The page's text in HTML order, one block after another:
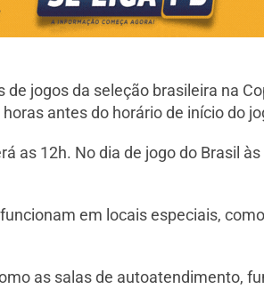
jogos da seleção brasileira na
antes do horário de início do
as 12h. No dia de jogo do Brasil
em locais especiais,
as salas de autoatendimento,